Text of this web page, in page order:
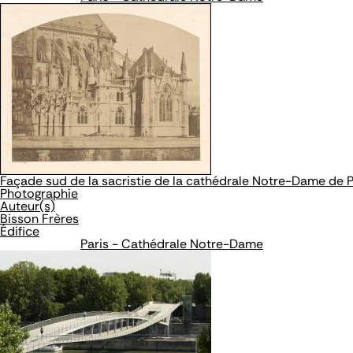
Façade sud de la sacristie de la cathédrale Notre-Dame de
Photographie
Auteur(s)
Bisson Frères
Édifice
Paris - Cathédrale Notre-Dame